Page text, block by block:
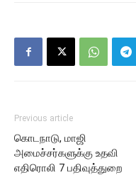
Previous article
கொடநாடு, மாஜி
அமைச்சர்களுக்கு உதவி
எதிரொலி 7 பதிவுத்துறை